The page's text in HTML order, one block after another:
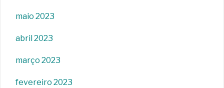
maio 2023
abril 2023
março 2023
fevereiro 2023